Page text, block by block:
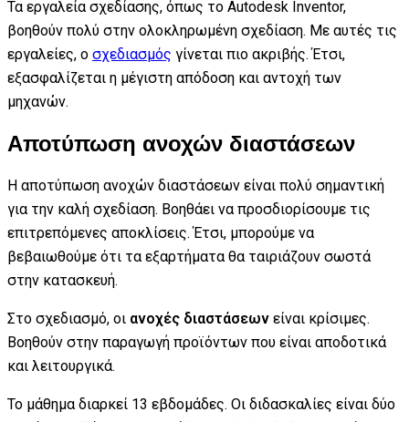
Τα εργαλεία σχεδίασης, όπως το Autodesk Inventor,
βοηθούν πολύ στην ολοκληρωμένη σχεδίαση. Με αυτές τις
εργαλείες, ο σχεδιασμός γίνεται πιο ακριβής. Έτσι,
εξασφαλίζεται η μέγιστη απόδοση και αντοχή των
μηχανών.
Αποτύπωση ανοχών διαστάσεων
Η αποτύπωση ανοχών διαστάσεων είναι πολύ σημαντική
για την καλή σχεδίαση. Βοηθάει να προσδιορίσουμε τις
επιτρεπόμενες αποκλίσεις. Έτσι, μπορούμε να
βεβαιωθούμε ότι τα εξαρτήματα θα ταιριάζουν σωστά
στην κατασκευή.
Στο σχεδιασμό, οι ανοχές διαστάσεων είναι κρίσιμες.
Βοηθούν στην παραγωγή προϊόντων που είναι αποδοτικά
και λειτουργικά.
Το μάθημα διαρκεί 13 εβδομάδες. Οι διδασκαλίες είναι δύο